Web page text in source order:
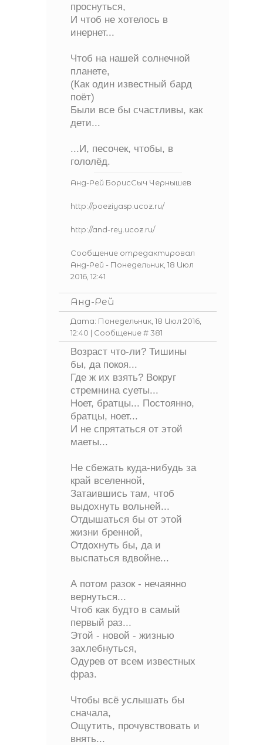
проснуться,
И чтоб не хотелось в
инернет...
Чтоб на нашей солнечной
планете,
(Как один известный бард
поёт)
Были все бы счастливы, как
дети...
...И, песочек, чтобы, в
гололёд.
Анд-Рей БорисСыч Чернышев
http://poeziyasp.ucoz.ru/
http://and-rey.ucoz.ru/
Сообщение отредактировал
Анд-Рей - Понедельник, 18 Июл
2016, 12:41
Анд-Рей
Дата: Понедельник, 18 Июл 2016,
12:40 | Сообщение #381
Возраст что-ли? Тишины
бы, да покоя...
Где ж их взять? Вокруг
стремнина суеты...
Ноет, братцы... Постоянно,
братцы, ноет...
И не спрятаться от этой
маеты...
Не сбежать куда-нибудь за
край вселенной,
Затаившись там, чтоб
выдохнуть вольней...
Отдышаться бы от этой
жизни бренной,
Отдохнуть бы, да и
выспаться вдвойне...
А потом разок - нечаянно
вернуться...
Чтоб как будто в самый
первый раз...
Этой - новой - жизнью
захлебнуться,
Одурев от всем известных
фраз.
Чтобы всё услышать бы
сначала,
Ощутить, прочувствовать и
внять...